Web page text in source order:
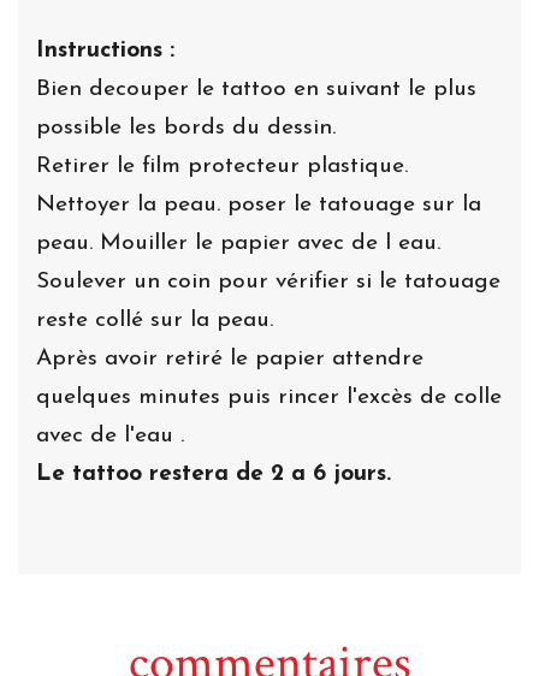
Instructions :
Bien decouper le tattoo en suivant le plus
possible les bords du dessin.
Retirer le film protecteur plastique.
Nettoyer la peau. poser le tatouage sur la
peau. Mouiller le papier avec de l eau.
Soulever un coin pour vérifier si le tatouage
reste collé sur la peau.
Après avoir retiré le papier attendre
quelques minutes puis rincer l'excès de colle
avec de l'eau .
Le tattoo restera de 2 a 6 jours.
commentaires